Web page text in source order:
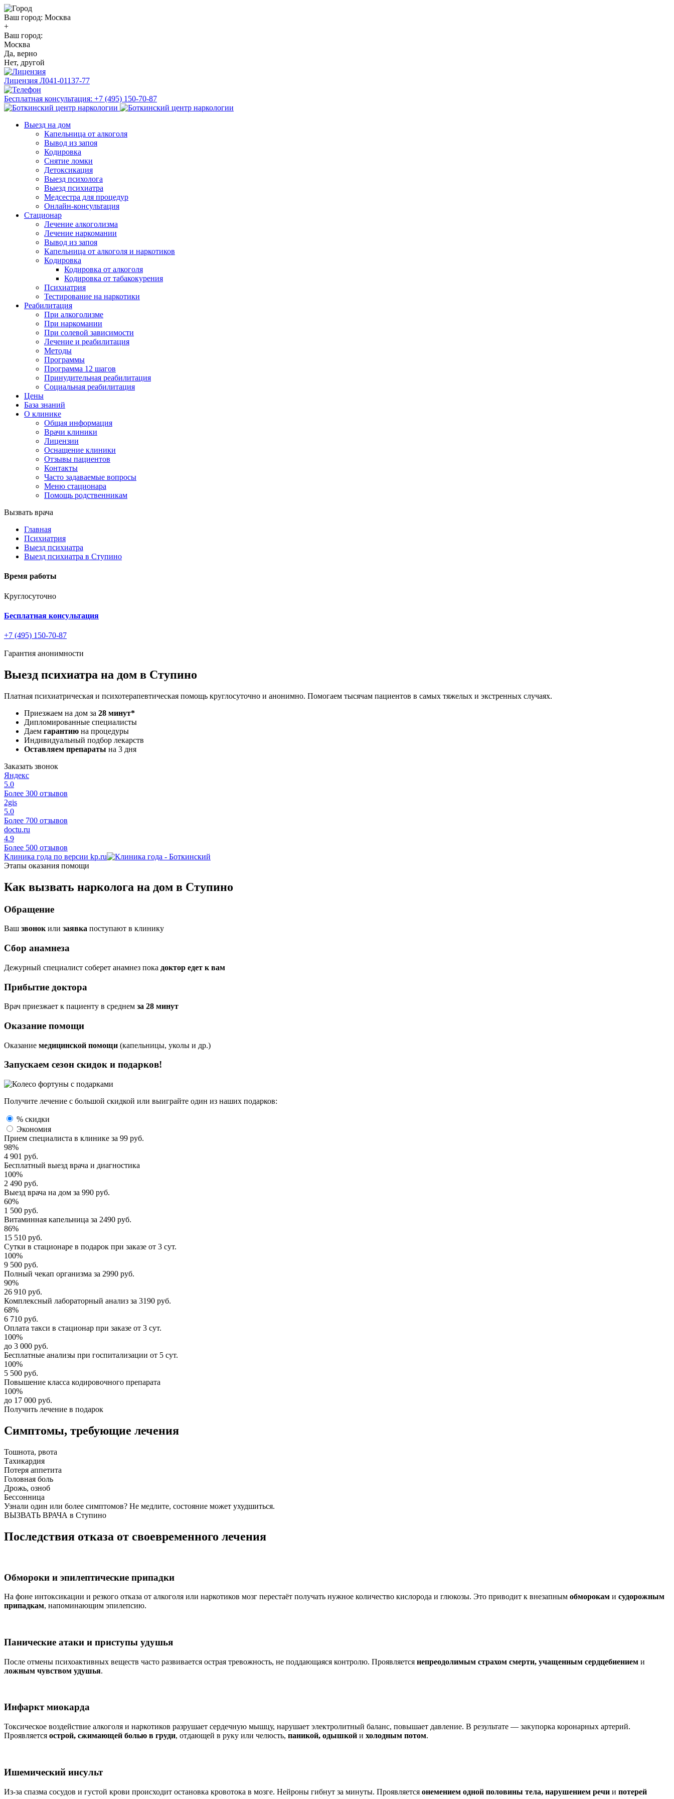
Ваш город: Москва
+
Ваш город:
Москва
Да, верно
Нет, другой
Лицензия Л041-01137-77
Бесплатная консультация: +7 (495) 150-70-87
Выезд на дом
Капельница от алкоголя
Вывод из запоя
Кодировка
Снятие ломки
Детоксикация
Выезд психолога
Выезд психиатра
Медсестра для процедур
Онлайн-консультация
Стационар
Лечение алкоголизма
Лечение наркомании
Вывод из запоя
Капельница от алкоголя и наркотиков
Кодировка
Кодировка от алкоголя
Кодировка от табакокурения
Психиатрия
Тестирование на наркотики
Реабилитация
При алкоголизме
При наркомании
При солевой зависимости
Лечение и реабилитация
Методы
Программы
Программа 12 шагов
Принудительная реабилитация
Социальная реабилитация
Цены
База знаний
О клинике
Общая информация
Врачи клиники
Лицензии
Оснащение клиники
Отзывы пациентов
Контакты
Часто задаваемые вопросы
Меню стационара
Помощь родственникам
Вызвать врача
Главная
Психиатрия
Выезд психиатра
Выезд психиатра в Ступино
Время работы
Круглосуточно
Бесплатная консультация
+7 (495) 150-70-87
Гарантия анонимности
Выезд психиатра на дом в Ступино
Платная психиатрическая и психотерапевтическая помощь круглосуточно и анонимно. Помогаем тысячам пациентов в самых тяжелых и экстренных случаях.
Приезжаем на дом за 28 минут*
Дипломированные специалисты
Даем гарантию на процедуры
Индивидуальный подбор лекарств
Оставляем препараты на 3 дня
Заказать звонок
Яндекс
5.0
Более 300 отзывов
2gis
5.0
Более 700 отзывов
doctu.ru
4.9
Более 500 отзывов
Клиника года по версии kp.ru
Этапы оказания помощи
Как вызвать нарколога на дом в Ступино
Обращение
Ваш звонокили заявка поступают в клинику
Сбор анамнеза
Дежурный специалист соберет анамнез пока доктор едет к вам
Прибытие доктора
Врач приезжает к пациенту в среднем за 28 минут
Оказание помощи
Оказание медицинской помощи (капельницы, уколы и др.)
Запускаем сезон скидок и подарков!
Получите лечение с большой скидкой или выиграйте один из наших подарков:
% скидки
Экономия
Прием специалиста в клинике за 99 руб.
98%
4 901 руб.
Бесплатный выезд врача и диагностика
100%
2 490 руб.
Выезд врача на дом за 990 руб.
60%
1 500 руб.
Витаминная капельница за 2490 руб.
86%
15 510 руб.
Сутки в стационаре в подарок при заказе от 3 сут.
100%
9 500 руб.
Полный чекап организма за 2990 руб.
90%
26 910 руб.
Комплексный лабораторный анализ за 3190 руб.
68%
6 710 руб.
Оплата такси в стационар при заказе от 3 сут.
100%
до 3 000 руб.
Бесплатные анализы при госпитализации от 5 сут.
100%
5 500 руб.
Повышение класса кодировочного препарата
100%
до 17 000 руб.
Получить лечение в подарок
Симптомы, требующие лечения
Тошнота, рвота
Тахикардия
Потеря аппетита
Головная боль
Дрожь, озноб
Бессонница
Узнали один или более симптомов? Не медлите, состояние может ухудшиться.
ВЫЗВАТЬ ВРАЧА в Ступино
Последствия отказа от своевременного лечения
Обмороки и эпилептические припадки
На фоне интоксикации и резкого отказа от алкоголя или наркотиков мозг перестаёт получать нужное количество кислорода и глюкозы. Это приводит к внезапным обморокам и судорожным
припадкам, напоминающим эпилепсию.
Панические атаки и приступы удушья
После отмены психоактивных веществ часто развивается острая тревожность, не поддающаяся контролю. Проявляется непреодолимым страхом смерти, учащенным сердцебиением и
ложным чувством удушья.
Инфаркт миокарда
Токсическое воздействие алкоголя и наркотиков разрушает сердечную мышцу, нарушает электролитный баланс, повышает давление. В результате — закупорка коронарных артерий.
Проявляется острой, сжимающей болью в груди, отдающей в руку или челюсть, паникой, одышкой и холодным потом.
Ишемический инсульт
Из-за спазма сосудов и густой крови происходит остановка кровотока в мозге. Нейроны гибнут за минуты. Проявляется онемением одной половины тела, нарушением речи и потерей